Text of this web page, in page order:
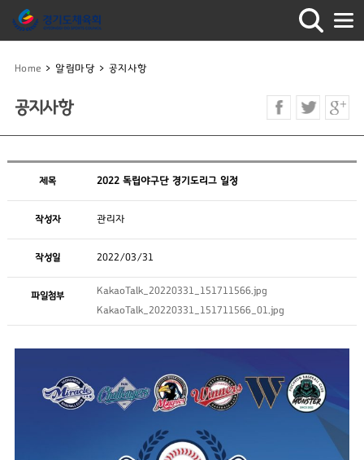
Home > 알림마당 > 공지사항
공지사항
제목 2022 독립야구단 경기도리그 일정
작성자 관리자
작성일 2022/03/31
파일첨부
KakaoTalk_20220331_151711566.jpg
KakaoTalk_20220331_151711566_01.jpg